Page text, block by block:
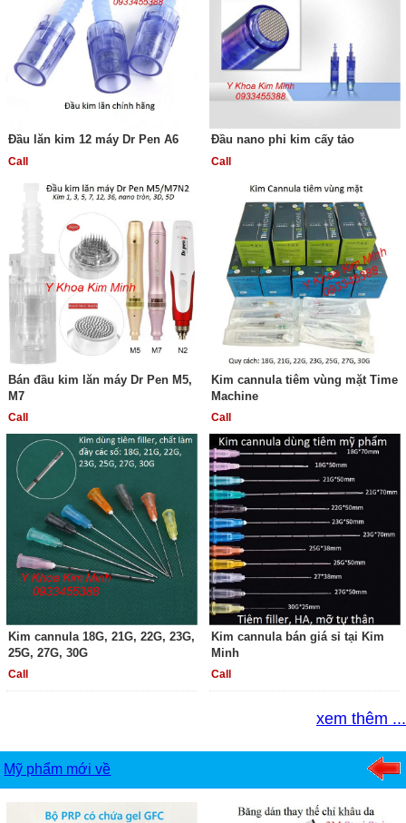
Đầu lăn kim 12 máy Dr Pen A6
Call
Đầu nano phi kim cấy tảo
Call
Bán đầu kim lăn máy Dr Pen M5,
M7
Call
Kim cannula tiêm vùng mặt Time
Machine
Call
Kim cannula 18G, 21G, 22G, 23G,
25G, 27G, 30G
Call
Kim cannula bán giá sỉ tại Kim
Minh
Call
xem thêm ...
Mỹ phẩm mới về